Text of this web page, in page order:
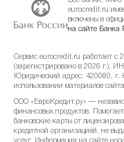
eurocredit.ru
включены в
на сайте Банка
Сервис eurocredit.ru работает с
(зарегистрировано в 2026 г.).
Юридический адрес: 420080, г.
использовании материалов
ООО «ЕвроКредит.ру» —
финансовых продуктов.
банковские карты от
кредитной организацией, не